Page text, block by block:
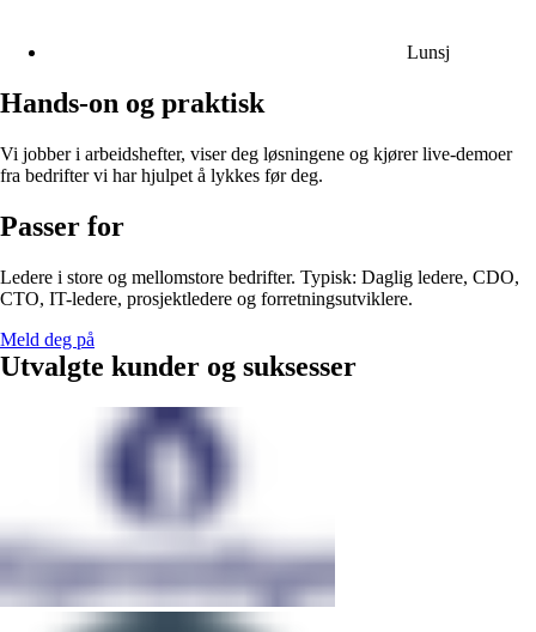
Lunsj
Hands-on og praktisk
Vi jobber i arbeidshefter, viser deg løsningene og kjører live-demoer
fra bedrifter vi har hjulpet å lykkes før deg.
Passer for
Ledere i store og mellomstore bedrifter. Typisk: Daglig ledere, CDO,
CTO, IT-ledere, prosjektledere og forretningsutviklere.
Meld deg på
Utvalgte kunder og suksesser